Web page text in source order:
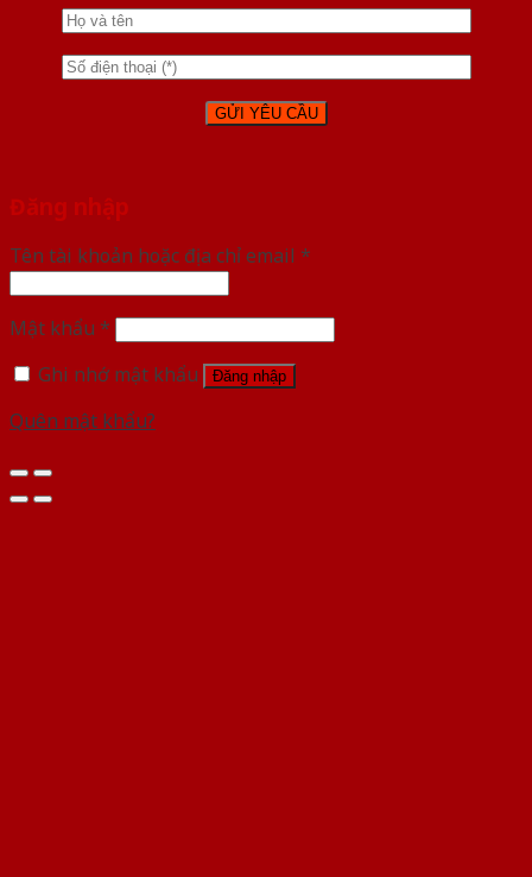
Đăng nhập
Tên tài khoản hoặc địa chỉ email *
Mật khẩu *
Ghi nhớ mật khẩu
Đăng nhập
Quên mật khẩu?